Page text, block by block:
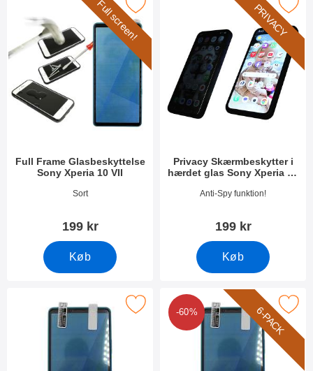
Full screen!
Full Frame Glasbeskyttelse
Sony Xperia 10 VII
Varenr 54280Sort
199 kr
Køb
full Frame Glasbeskyttelse Sony Xperia 10 VII som favorit
PRIVACY
Privacy Skærmbeskytter i
hærdet glas Sony Xperia 10
Varenr 54281Anti-Spy funktion!
199 kr
Køb
Marker privacy Skærmbeskytter i hærdet
skærmbeskyttelse Sony Xperia 10 VII som favorit
6-PACK
-60%
Marker 6-Pack Skærmbeskyttelse